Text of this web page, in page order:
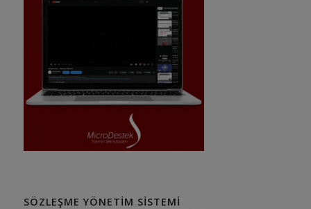
SÖZLEŞME YÖNETIM SISTEMI